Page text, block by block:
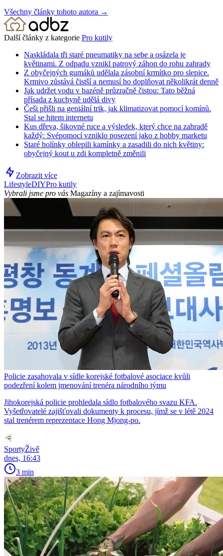
Všechny články tohoto autora →
Další články z kategorie Pro kutily
Naskládala tři staré pneumatiky na sebe a osázela je
květinami. Z odpadu vznikl patrový záhon do rohu zahrady
Z obyčejných gumáků udělala zásobní krmítko pro slepice.
Krmivo zůstává čistší a nemusí ho doplňovat několikrát denně
Jak udržet vodu v bazéně průzračně čistou: Tato běžná
přísada z kuchyně udělá divy
Češi přišli na geniální trik, jak klimatizovat pomocí komínů.
Stal se hitem internetu
Kus dřeva, šikovné ruce a výsledek, který chce na zahradě
každý: Svépomocí vzniklo posezení jako z hobby marketu
Staré holínky oblepili kamínky a zasadili do nich květiny:
obyčejný kout u zdi kompletně změnili
Zobrazit více
LifestyleDIYPro kutily
Vybrali jsme pro vás Magazíny a zajímavosti
Policie zasahovala v sídle korejské fotbalové asociace kvůli
podezření kolem jmenování trenéra národního týmu
Jihokorejská policie prohledala sídlo fotbalového svazu KFA.
Vyšetřovatelé zajišťovali dokumenty k procesu, jímž se v létě 2024
stal trenérem reprezentace Hong Mjong-po.
SportyŽivě
dnes, 16:43
3 min